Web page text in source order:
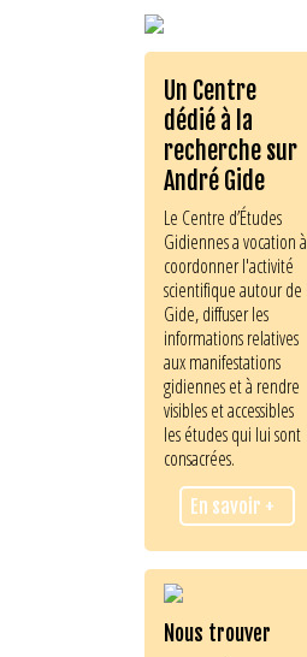
Un Centre
dédié à la
recherche sur
André Gide
Le Centre d’Études
Gidiennes a vocation à
coordonner l'activité
scientifique autour de
Gide, diffuser les
informations relatives
aux manifestations
gidiennes et à rendre
visibles et accessibles
les études qui lui sont
consacrées.
En savoir +
Nous trouver